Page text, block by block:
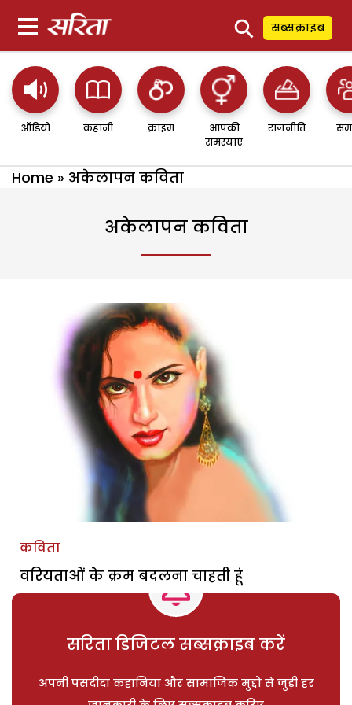
⚲ सब्सक्राइब
ऑडियो कहानी क्राइम
आपकी
समस्याएं
राजनीति
Home » अकेलापन कविता
अकेलापन कविता
कविता
वरियताओं के क्रम बदलना चाहती हूं
सरिता डिजिटल सब्सक्राइब करें
अपनी पसंदीदा कहानियां और सामाजिक मुद्दों से जुड़ी हर